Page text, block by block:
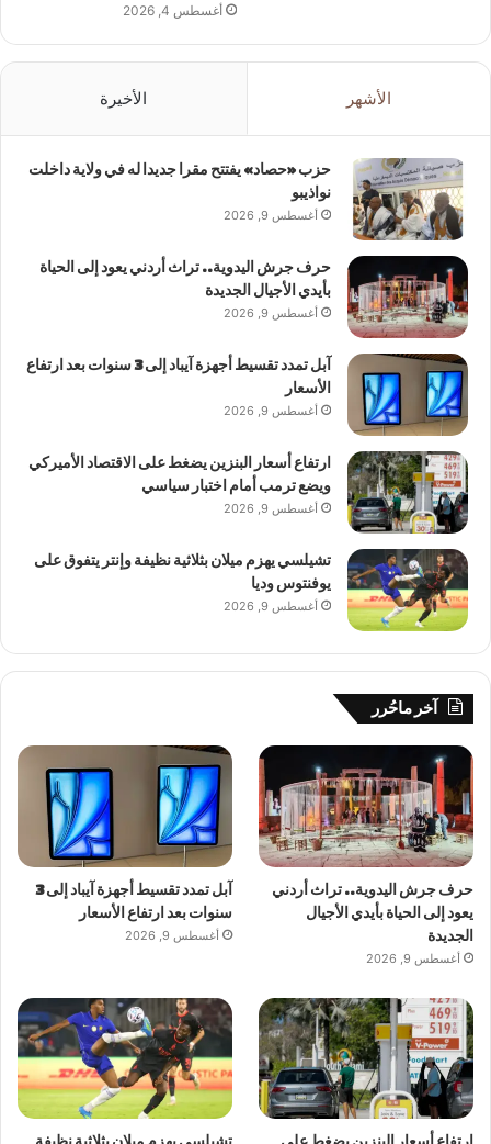
أغسطس 4, 2026
الأشهر الأخيرة
حزب «حصاد» يفتتح مقرا جديدا له في ولاية داخلت
نواذيبو
أغسطس 9, 2026
حرف جرش اليدوية.. تراث أردني يعود إلى الحياة
بأيدي الأجيال الجديدة
أغسطس 9, 2026
آبل تمدد تقسيط أجهزة آيباد إلى 3 سنوات بعد ارتفاع
الأسعار
أغسطس 9, 2026
ارتفاع أسعار البنزين يضغط على الاقتصاد الأميركي
ويضع ترمب أمام اختبار سياسي
أغسطس 9, 2026
تشيلسي يهزم ميلان بثلاثية نظيفة وإنتر يتفوق على
يوفنتوس وديا
أغسطس 9, 2026
آخر ماحُرر
حرف جرش اليدوية.. تراث أردني
يعود إلى الحياة بأيدي الأجيال
الجديدة
أغسطس 9, 2026
آبل تمدد تقسيط أجهزة آيباد إلى 3
سنوات بعد ارتفاع الأسعار
أغسطس 9, 2026